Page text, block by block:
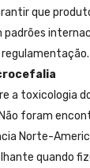
que
a toxicologia
foram
Norte-
quando